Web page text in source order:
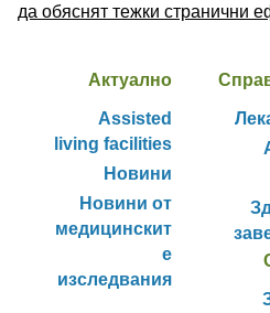
да обяснят тежки странични
Актуално
Assisted
living facilities
Новини
Новини от
медицинскит
е
изследвания